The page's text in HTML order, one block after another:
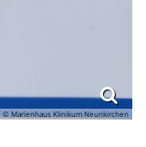
© Marienhaus Klinikum Neunkirchen